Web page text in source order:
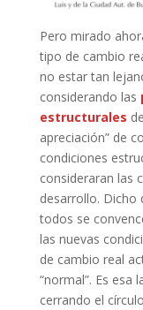
Pero mirado
tipo de cambio
no estar tan
considerando las
estructurales
apreciación” de
condiciones
consideraran las
desarrollo. Dicho
todos se
las nuevas
de cambio real
“normal”. Es esa
cerrando el